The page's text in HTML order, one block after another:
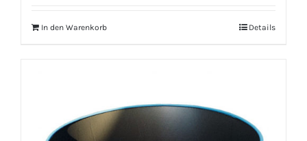
In den Warenkorb Details